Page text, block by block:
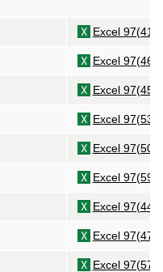
Excel
Excel
Excel
Excel
Excel
Excel
Excel
Excel
Excel